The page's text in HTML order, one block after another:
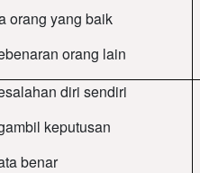
orang yang baik
orang lain
diri sendiri
keputusan
benar